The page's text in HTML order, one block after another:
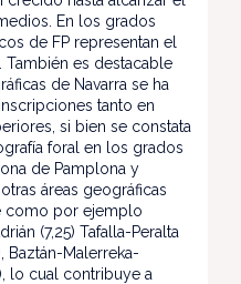
En los grados
de FP representan el
También es destacable
de Navarra se ha
tanto en
si bien se constata
foral en los grados
de Pamplona y
áreas geográficas
como por ejemplo
(7,25) Tafalla-Peralta
Baztán-Malerreka-
lo cual contribuye a